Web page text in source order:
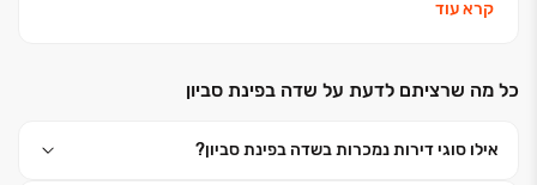
- מגורים והתחדשות עירונית
- מלונאות ובתי אבות
קרא עוד
כל מה שרציתם לדעת על שדה בפינת סביון
אילו סוגי דירות נמכרות בשדה בפינת סביון?